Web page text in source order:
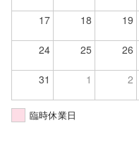
17 18 19
24 25 26
31 1 2
臨時休業日